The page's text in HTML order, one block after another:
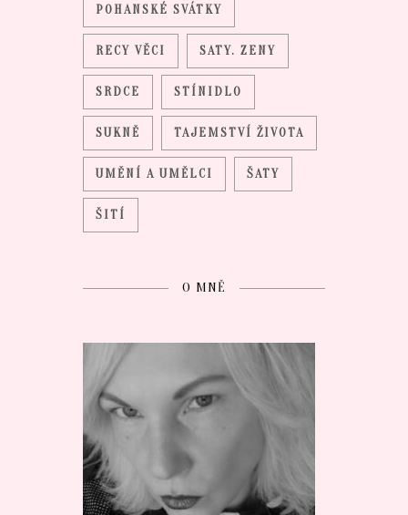
POHANSKÉ SVÁTKY
RECY VĚCI SATY. ZENY
SRDCE STÍNIDLO
SUKNĚ TAJEMSTVÍ ŽIVOTA
UMĚNÍ A UMĚLCI ŠATY
ŠITÍ
O MNĚ